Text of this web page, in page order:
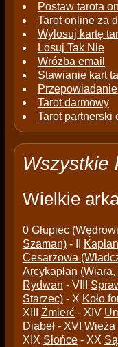
Postaw tarota
Tarot online za
Wylosuj kartę
Losuj Tak Nie
Wróżba email
Stawianie kart
Tarot darmowy
Tarot partnerski
Wszystkie
Wielkie
0 Głupiec
Szaman)- II
Cesarzowa
Arcykapłan
Rydwan - VIII
Starzec)- X Koło
XIII Źmierć- XIV
Diabeł- XVI Wieża
XIX Słońce- XX